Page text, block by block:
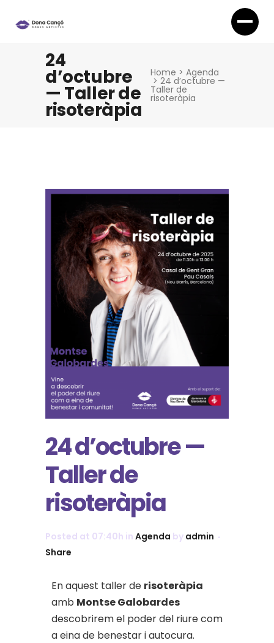
24
d’octubre
— Taller de
risoteràpia
Home > Agenda
> 24 d’octubre —
Taller de
risoteràpia
24 d’octubre —
Taller de
risoteràpia
Posted at 07:40h in Agenda by admin
Share
En aquest taller de risoteràpia
amb Montse Galobardes
descobrirem el poder del riure com
a eina de benestar i autocura.